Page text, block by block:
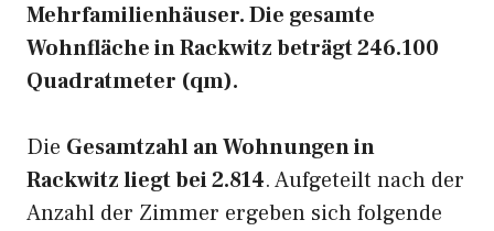
Mehrfamilienhäuser. Die gesamte
Wohnfläche in Rackwitz beträgt 246.100
Quadratmeter (qm).
Die Gesamtzahl an Wohnungen in
Rackwitz liegt bei 2.814. Aufgeteilt nach der
Anzahl der Zimmer ergeben sich folgende